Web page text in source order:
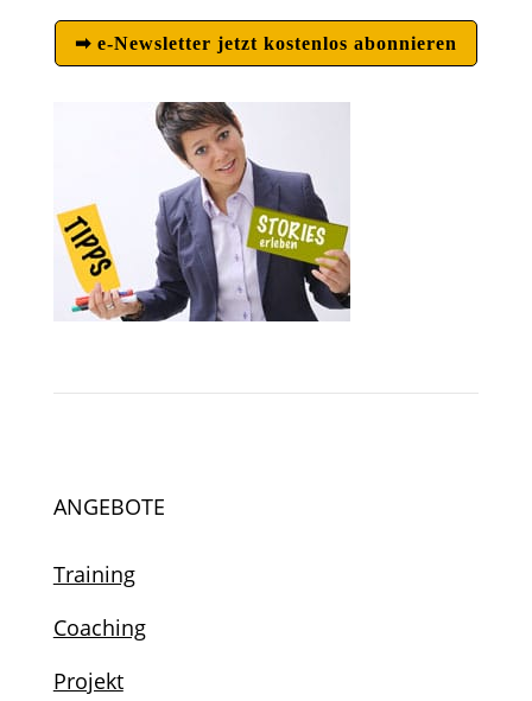
➡ e-Newsletter jetzt kostenlos abonnieren
ANGEBOTE
Training
Coaching
Projekt